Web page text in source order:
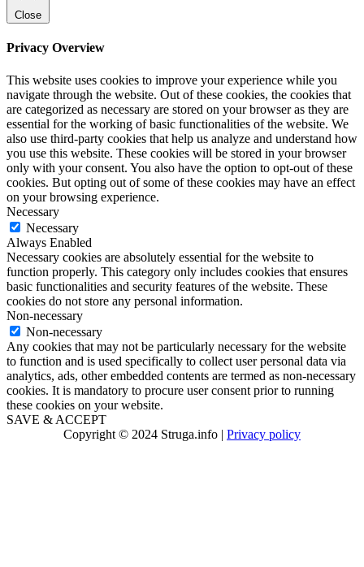
Close
Privacy Overview
This website uses cookies to improve your experience while you
navigate through the website. Out of these cookies, the cookies that
are categorized as necessary are stored on your browser as they are
essential for the working of basic functionalities of the website. We
also use third-party cookies that help us analyze and understand how
you use this website. These cookies will be stored in your browser
only with your consent. You also have the option to opt-out of these
cookies. But opting out of some of these cookies may have an effect
on your browsing experience.
Necessary
Necessary
Always Enabled
Necessary cookies are absolutely essential for the website to
function properly. This category only includes cookies that ensures
basic functionalities and security features of the website. These
cookies do not store any personal information.
Non-necessary
Non-necessary
Any cookies that may not be particularly necessary for the website
to function and is used specifically to collect user personal data via
analytics, ads, other embedded contents are termed as non-necessary
cookies. It is mandatory to procure user consent prior to running
these cookies on your website.
SAVE & ACCEPT
Copyright © 2024 Struga.info | Privacy policy